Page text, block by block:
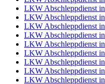
LKW Abschleppdienst
LKW Abschleppdienst
LKW Abschleppdienst
LKW Abschleppdienst
LKW Abschleppdienst
LKW Abschleppdienst
LKW Abschleppdienst
LKW Abschleppdienst
LKW Abschleppdienst